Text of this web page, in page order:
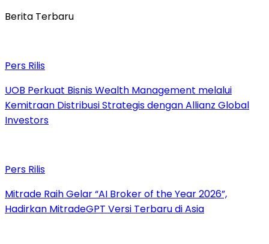
Berita Terbaru
Pers Rilis
UOB Perkuat Bisnis Wealth Management melalui
Kemitraan Distribusi Strategis dengan Allianz Global
Investors
Pers Rilis
Mitrade Raih Gelar “AI Broker of the Year 2026”,
Hadirkan MitradeGPT Versi Terbaru di Asia